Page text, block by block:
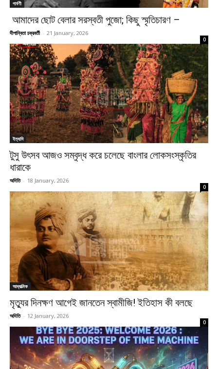
পার্বণী
আমাদের ছোট বেলার সরস্বতী পুজো; কিছু স্মৃতিচারণ –
দীপান্বিতা চক্রবর্তী - 21 January, 2026
0
ইত্যাদি
টুসু উৎসব আজও সম্বৃদ্ধ করে চলেছে বাংলার লোকসংস্কৃতির
ধারাকে
অদিতি - 18 January, 2026
0
আধ্যাত্মিক
মৃত্যুর দিনক্ষণ আগেই জানতেন স্বামীজি! ইতিহাস কী বলছে
অদিতি - 12 January, 2026
0